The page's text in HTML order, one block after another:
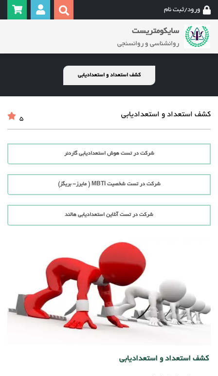
ورود/ثبت نام
سایکومتریست
روانشناسی و روانسنجی
کشف استعداد و استعدادیابی
کشف استعداد و استعدادیابی 5
شرکت در تست هوش استعدادیابی گاردنر
شرکت در تست شخصیت MBTI ( مایرز- بریگز)
شرکت در تست آنلاین استعدادیابی هالند
کشف استعداد و استعدادیابی